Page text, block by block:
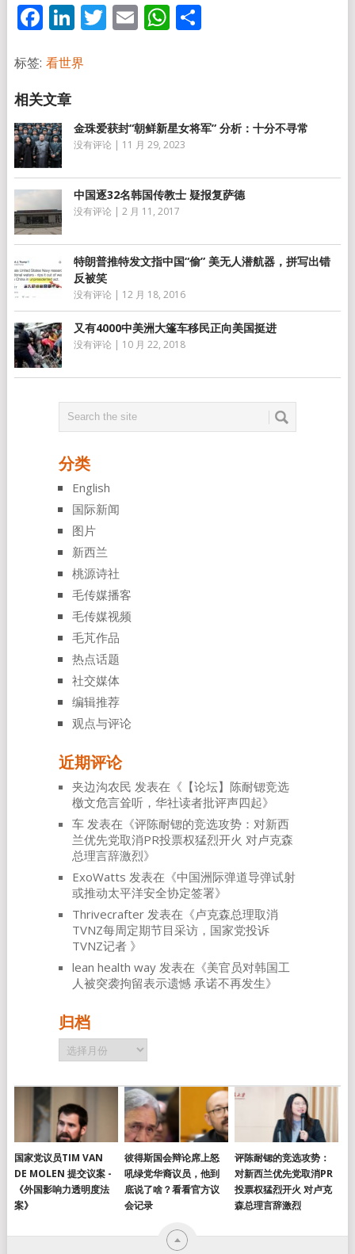
Facebook
LinkedIn
Twitter
EmailWhatsApp
分
标签: 看世界
金珠爱获封“朝鲜新星女将军” 分析：十分不寻常
没有评论 | 11 月 29, 2023
中国逐32名韩国传教士 疑报复萨德
没有评论 | 2 月 11, 2017
特朗普推特发文指中国“偷” 美无人潜航器，拼写出错
反被笑
没有评论 | 12 月 18, 2016
又有4000中美洲大篷车移民正向美国挺进
没有评论 | 10 月 22, 2018
分类
English
国际新闻
图片
新西兰
桃源诗社
毛传媒播客
毛传媒视频
毛芃作品
热点话题
社交媒体
编辑推荐
观点与评论
近期评论
夹边沟农民 发表在《 【论坛】陈耐锶竞选
檄文危言耸听，华社读者批评声四起》
车发表在《评陈耐锶的竞选攻势：对新西
兰优先党取消PR投票权猛烈开火 对卢克森
总理言辞激烈》
ExoWatts 发表在《中国洲际弹道导弹试射
或推动太平洋安全协定签署》
Thrivecrafter发表在《卢克森总理取消
TVNZ每周定期节目采访，国家党投诉
TVNZ记者 》
lean health way发表在《美官员对韩国工
人被突袭拘留表示遗憾 承诺不再发生》
归档
归
档
国家党议员TIM VAN
DE MOLEN 提交议案 -
《外国影响力透明度法
案》
彼得斯国会辩论席上怒
吼绿党华裔议员，他到
底说了啥？看看官方议
会记录
评陈耐锶的竞选攻势：
对新西兰优先党取消PR
投票权猛烈开火 对卢克
森总理言辞激烈